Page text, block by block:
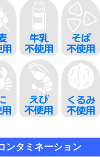
ンタミネーション